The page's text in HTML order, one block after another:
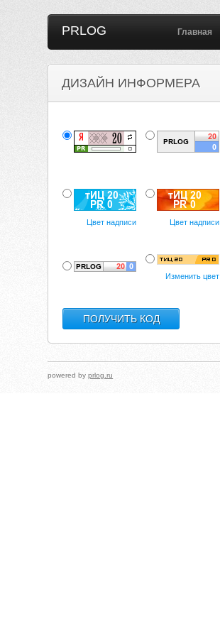
PRLOG Главная
ДИЗАЙН ИНФОРМЕРА
Цвет надписи Цвет надписи
Изменить цвет
powered byprlog.ru